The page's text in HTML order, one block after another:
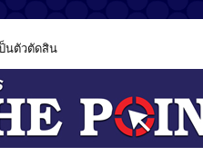
นตัวตัดสิน